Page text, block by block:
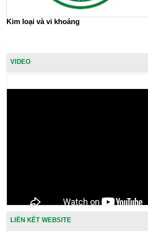
Kim loại và vi khoáng
VIDEO
LIÊN KẾT WEBSITE